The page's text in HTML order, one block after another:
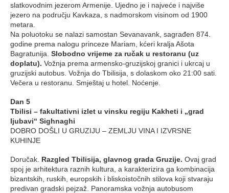
slatkovodnim jezerom Armenije. Ujedno je i najveće i najviše
jezero na području Kavkaza, s nadmorskom visinom od 1900
metara.
Na poluotoku se nalazi samostan Sevanavank, sagrađen 874.
godine prema nalogu princeze Mariam, kćeri kralja Ašota
Bagratunija. Slobodno vrijeme za ručak u restoranu (uz
doplatu). Vožnja prema armensko-gruzijskoj granici i ukrcaj u
gruzijski autobus. Vožnja do Tbilisija, s dolaskom oko 21:00 sati.
Večera u restoranu. Smještaj u hotel. Noćenje.
Dan 5
Tbilisi – fakultativni izlet u vinsku regiju Kakheti i „grad
ljubavi“ Sighnaghi
DOBRO DOŠLI U GRUZIJU – ZEMLJU VINA I IZVRSNE
KUHINJE
Doručak. Razgled Tbilisija, glavnog grada Gruzije. Ovaj grad
spoj je arhitektura raznih kultura, a karakterizira ga kombinacija
bizantskih, ruskih, europskih i bliskoistočnih stilova koji stvaraju
predivan gradski pejzaž. Panoramska vožnja autobusom